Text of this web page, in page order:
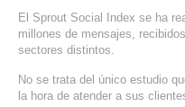
El Sprout Social Index se ha
millones de mensajes,
sectores distintos.
No se trata del único estudio
la hora de atender a sus